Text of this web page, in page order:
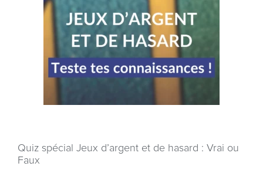
Quiz spécial Jeux d’argent et de hasard : Vrai ou
Faux